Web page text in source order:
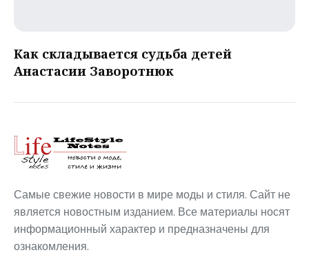
Как складывается судьба детей
Анастасии Заворотнюк
Самые свежие новости в мире моды и стиля. Сайт не
является новостным изданием. Все материалы носят
информационный характер и предназначены для
ознакомления.